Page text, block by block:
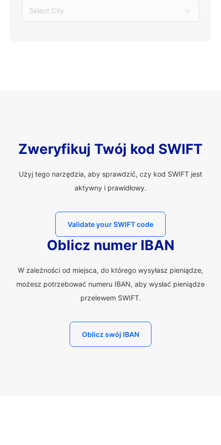
Select City
Zweryfikuj Twój kod SWIFT
Użyj tego narzędzia, aby sprawdzić, czy kod SWIFT jest
aktywny i prawidłowy.
Validate your SWIFT code
Oblicz numer IBAN
W zależności od miejsca, do którego wysyłasz pieniądze,
możesz potrzebować numeru IBAN, aby wysłać pieniądze
przelewem SWIFT.
Oblicz swój IBAN